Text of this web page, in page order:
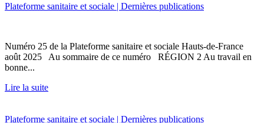
Plateforme sanitaire et sociale | Dernières publications
Numéro 25 de la Plateforme sanitaire et sociale Hauts-de-France
août 2025 Au sommaire de ce numéro RÉGION 2 Au travail en
bonne...
Lire la suite
Plateforme sanitaire et sociale | Dernières publications